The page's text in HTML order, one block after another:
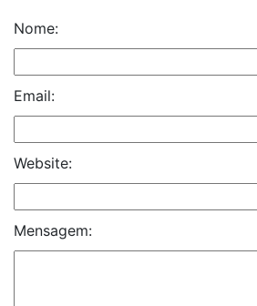
Nome:
Email:
Website:
Mensagem: